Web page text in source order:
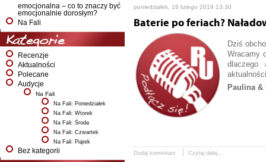
emocjonalna – co to znaczy być
emocjonalnie dorosłym?
Na Fali
Kategorie
Recenzje
Aktualności
Polecane
Audycje
Na Fali
Na Fali: Poniedziałek
Na Fali: Wtorek
Na Fali: Środa
Na Fali: Czwartek
Na Fali: Piątek
Bez kategorii
poniedziałek, 18 lutego 2019 13:30
Baterie po feriach?
Dziś
Wracamy
dlaczego
Paulina &
Dodaj komentarz Czytaj dalej...